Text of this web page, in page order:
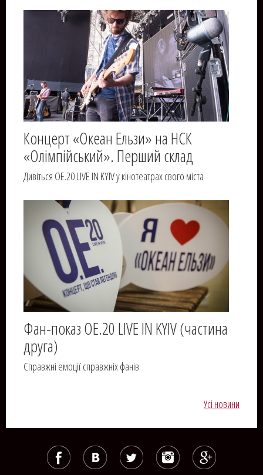
Концерт «Океан Ельзи» на НСК
«Олімпійський». Перший склад
Дивіться OE.20 LIVE IN KYIV у кінотеатрах свого міста
Фан-показ OE.20 LIVE IN KYIV (частина
друга)
Справжні емоції справжніх фанів
Усі новини